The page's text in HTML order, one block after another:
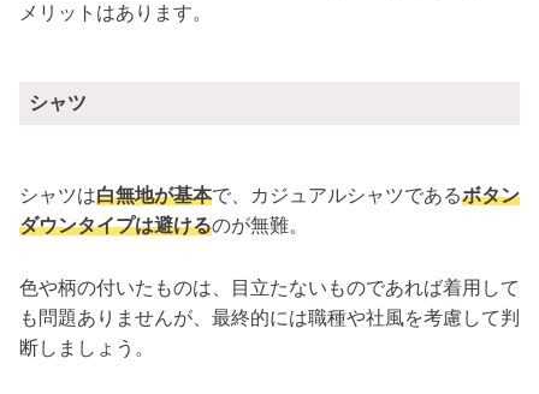
メリットはあります。
シャツ
シャツは白無地が基本で、カジュアルシャツであるボタン
ダウンタイプは避けるのが無難。
色や柄の付いたものは、目立たないものであれば着用して
も問題ありませんが、最終的には職種や社風を考慮して判
断しましょう。